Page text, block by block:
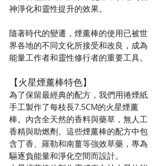
神淨化和靈性提升的效果。
隨著時代的變遷，煙薰棒的使用已被世
界各地的不同文化所接受和改良，成為
能量工作者和靈性修行者的重要工具。
【火星煙薰棒特色】
為了保留最經典的配方，我們用捲煙紙
手工製作了每枝長7.5CM的火星煙薰
棒。內含全天然的香料與藥草，無人工
香精與助燃劑。這些煙薰棒的配方中包
含丁香、羅勒和南薑等強效草藥，專為
驅逐負能量和淨化空間而設計。